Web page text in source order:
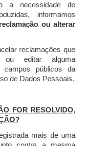
a necessidade de
informamos
ou alterar
reclamações que
editar alguma
campos públicos da
de Dados Pessoais.
FOR RESOLVIDO,
mais de uma